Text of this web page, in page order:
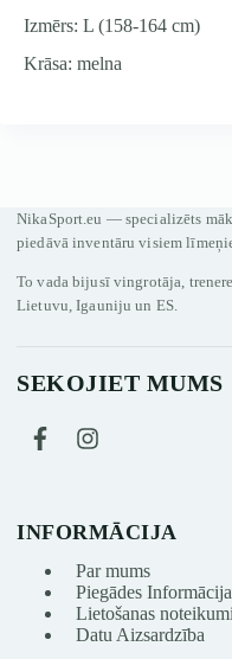
Izmērs: L (158-164 cm)
Krāsa: melna
NikaSport.eu — specializēts
piedāvā inventāru visiem
To vada bijusī vingrotāja,
Lietuvu, Igauniju un ES.
SEKOJIET MUMS
INFORMĀCIJA
Par mums
Piegādes Informācija
Lietošanas
Datu Aizsardzība